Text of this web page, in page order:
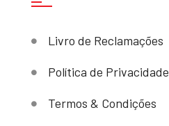
Livro de Reclamações
Política de Privacidade
Termos & Condições